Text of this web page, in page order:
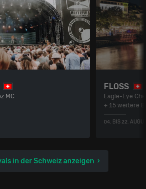
MC
FLOSS
Eagle-Eye
+ 15 weitere
04. BIS 22.
in der Schweiz anzeigen